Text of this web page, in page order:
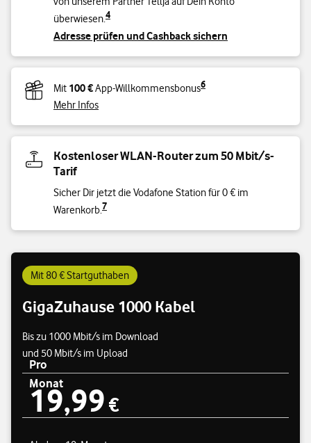
überwiesen.4
Adresse prüfen und Cashback sichern
Mit 100 €App-Willkommensbonus6
Mehr Infos
Kostenloser WLAN-Router zum 50 Mbit/s-
Tarif
Sicher Dir jetzt die Vodafone Station für 0 € im
Warenkorb.7
Mit 80 € Startguthaben
GigaZuhause 1000 Kabel
Bis zu 1000 Mbit/s im Download
und 50 Mbit/s im Upload
Preisübersicht
Pro
Monat
19,99 €
19,99 €